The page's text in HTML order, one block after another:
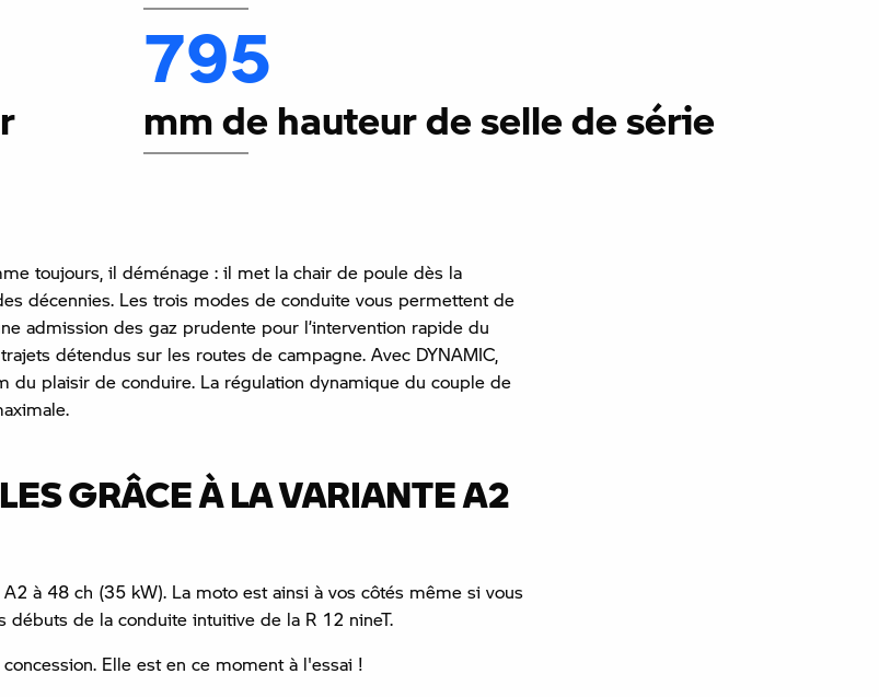
795
mm de hauteur de selle de série
toujours, il déménage : il met la chair de poule dès la
décennies. Les trois modes de conduite vous permettent de
admission des gaz prudente pour l’intervention rapide du
détendus sur les routes de campagne. Avec DYNAMIC,
plaisir de conduire. La régulation dynamique du couple de
GRÂCE À LA VARIANTE A2
à 48 ch (35 kW). La moto est ainsi à vos côtés même si vous
de la conduite intuitive de la R 12 nineT.
Elle est en ce moment à l'essai !